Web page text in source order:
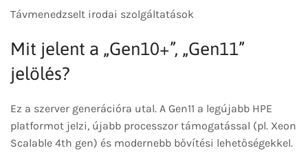
Távmenedzselt irodai szolgáltatások
Mit jelent a „Gen10+”, „Gen11”
jelölés?
Ez a szerver generációra utal. A Gen11 a legújabb HPE
platformot jelzi, újabb processzor támogatással (pl. Xeon
Scalable 4th gen) és modernebb bővítési lehetőségekkel.